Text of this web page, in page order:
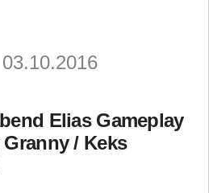
Elias Gameplay
/ Keks